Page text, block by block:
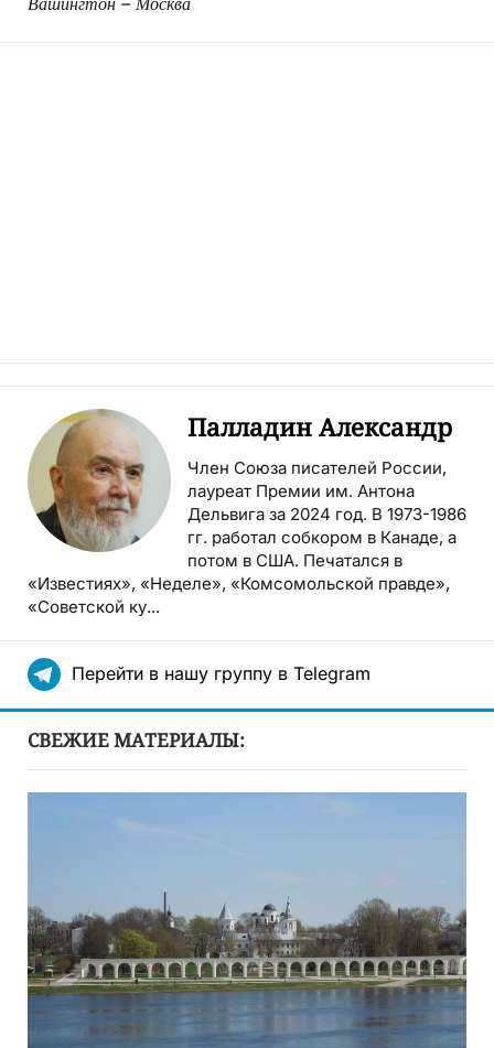
Палладин Александр
Член Союза писателей России,
лауреат Премии им. Антона
Дельвига за 2024 год. В 1973-1986
гг. работал собкором в Канаде, а
потом в США. Печатался в
«Известиях», «Неделе», «Комсомольской правде»,
«Советской ку...
Перейти в нашу группу в Telegram
СВЕЖИЕ МАТЕРИАЛЫ: